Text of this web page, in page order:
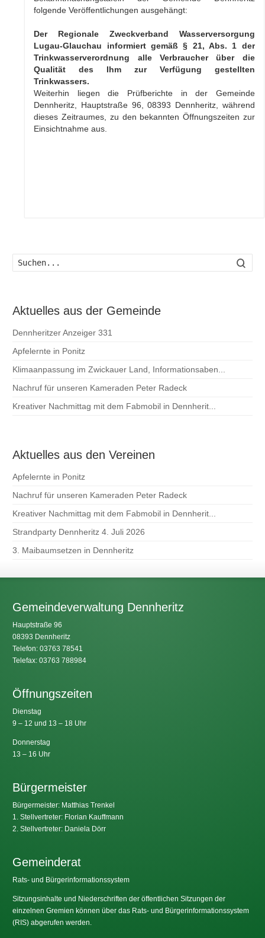
folgende Veröffentlichungen ausgehängt:
Der Regionale Zweckverband Wasserversorgung
Lugau-Glauchau informiert gemäß § 21, Abs. 1 der
Trinkwasserverordnung alle Verbraucher über die
Qualität des Ihm zur Verfügung gestellten
Trinkwassers.
Weiterhin liegen die Prüfberichte in der Gemeinde
Dennheritz, Hauptstraße 96, 08393 Dennheritz, während
dieses Zeitraumes, zu den bekannten Öffnungszeiten zur
Einsichtnahme aus.
Aktuelles aus der Gemeinde
Dennheritzer Anzeiger 331
Apfelernte in Ponitz
Klimaanpassung im Zwickauer Land, Informationsaben...
Nachruf für unseren Kameraden Peter Radeck
Kreativer Nachmittag mit dem Fabmobil in Dennherit...
Aktuelles aus den Vereinen
Apfelernte in Ponitz
Nachruf für unseren Kameraden Peter Radeck
Kreativer Nachmittag mit dem Fabmobil in Dennherit...
Strandparty Dennheritz 4. Juli 2026
3. Maibaumsetzen in Dennheritz
Gemeindeverwaltung Dennheritz
Hauptstraße 96
08393 Dennheritz
Telefon: 03763 78541
Telefax: 03763 788984
Öffnungszeiten
Dienstag
9 – 12 und 13 – 18 Uhr
Donnerstag
13 – 16 Uhr
Bürgermeister
Bürgermeister: Matthias Trenkel
1. Stellvertreter: Florian Kauffmann
2. Stellvertreter: Daniela Dörr
Gemeinderat
Rats- und Bürgerinformationssystem
Sitzungsinhalte und Niederschriften der öffentlichen Sitzungen der
einzelnen Gremien können über das Rats- und Bürgerinformationssystem
(RIS) abgerufen werden.